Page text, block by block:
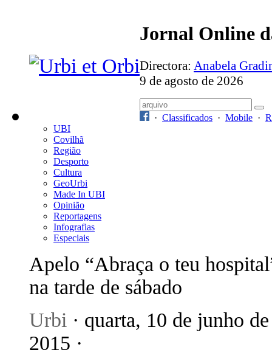
Jornal Online
Directora: Anabela
9 de agosto de 2026
· Classificados · Mobile ·
UBI
Covilhã
Região
Desporto
Cultura
GeoUrbi
Made In UBI
Opinião
Reportagens
Infografias
Especiais
Apelo “Abraça o teu
na tarde de sábado
Urbi · quarta, 10 de junho de
2015 ·